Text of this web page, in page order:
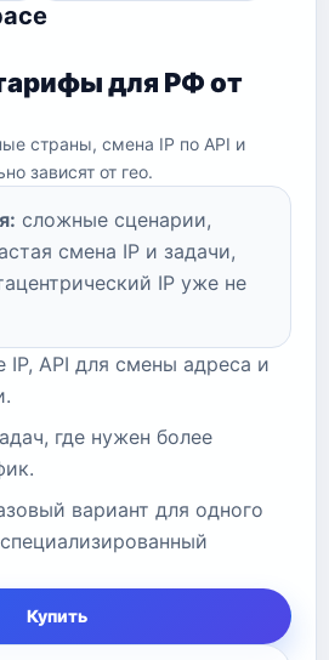
для РФ от
страны, смена IP по API и
зависят от гео.
сложные сценарии,
смена IP и задачи,
IP уже не
IP, API для смены адреса и
где нужен более
вариант для одного
Купить